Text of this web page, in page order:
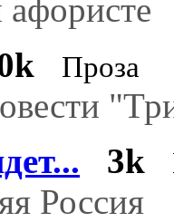
афористе
Проза
3k
Россия